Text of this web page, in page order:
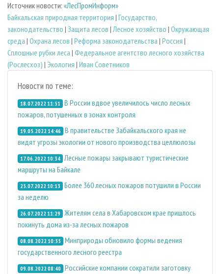
Источник новости: «ЛесПромИнформ»
Байкальская природная территория | Государство,
законодательство | Защита лесов |Лесное хозяйство | Окружающая
среда | Охрана лесов | Реформа законодательства | Россия |
Сплошные рубки леса | Федеральное агентство лесного хозяйства
(Рослесхоз) | Экология | Иван Советников
Новости по теме:
18.07.2022 11:51 В России вдвое увеличилось число лесных
пожаров, потушенных в зонах контроля
19.05.2022 14:46 В правительстве Забайкальского края не
видят угрозы экологии от нового производства целлюлозы
17.06.2022 10:34 Лесные пожары закрывают туристические
маршруты на Байкале
25.07.2022 10:13 Более 360 лесных пожаров потушили в России
за неделю
26.07.2022 11:29 Жителям села в Хабаровском крае пришлось
покинуть дома из-за лесных пожаров
08.08.2022 10:35 Минприроды обновило формы ведения
государственного лесного реестра
09.08.2022 08:40 Российские компании сократили заготовку